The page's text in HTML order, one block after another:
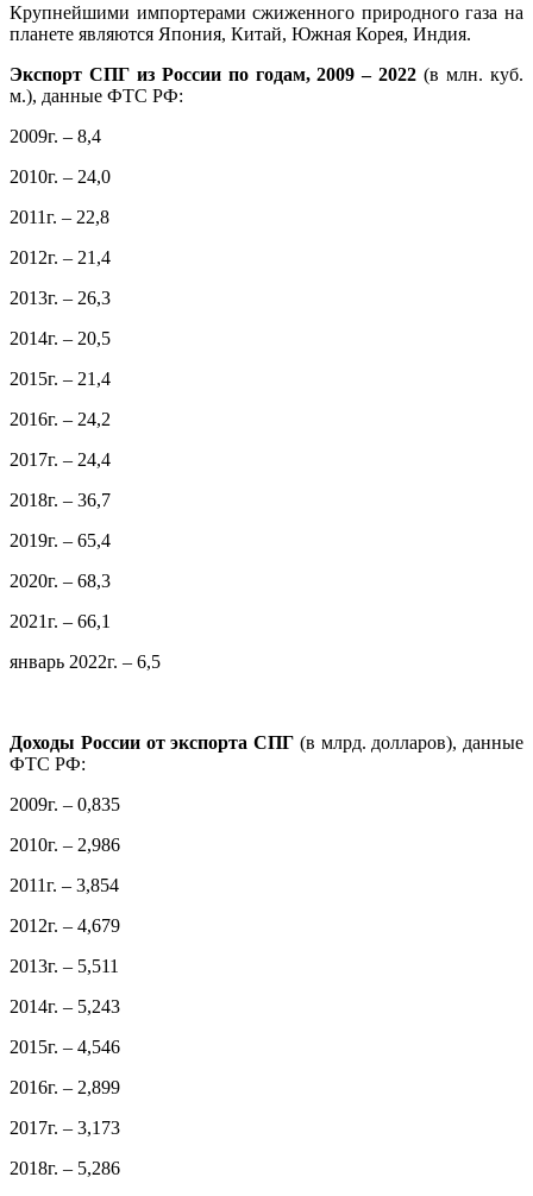
Крупнейшими импортерами сжиженного природного газа на
планете являются Япония, Китай, Южная Корея, Индия.
Экспорт СПГ из России по годам, 2009 – 2022 (в млн. куб.
м.), данные ФТС РФ:
2009г. – 8,4
2010г. – 24,0
2011г. – 22,8
2012г. – 21,4
2013г. – 26,3
2014г. – 20,5
2015г. – 21,4
2016г. – 24,2
2017г. – 24,4
2018г. – 36,7
2019г. – 65,4
2020г. – 68,3
2021г. – 66,1
январь 2022г. – 6,5
Доходы России от экспорта СПГ (в млрд. долларов), данные
ФТС РФ:
2009г. – 0,835
2010г. – 2,986
2011г. – 3,854
2012г. – 4,679
2013г. – 5,511
2014г. – 5,243
2015г. – 4,546
2016г. – 2,899
2017г. – 3,173
2018г. – 5,286